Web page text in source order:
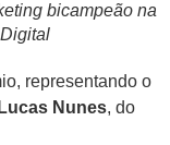
bicampeão na
representando o
Lucas Nunes, do